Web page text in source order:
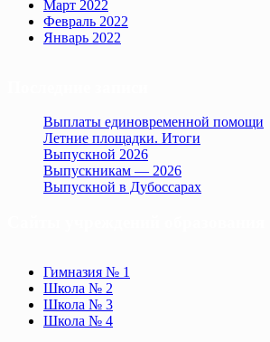
Март 2022
Февраль 2022
Январь 2022
Выплаты единовременной помощи
Летние площадки. Итоги
Выпускной 2026
Выпускникам — 2026
Выпускной в Дубоссарах
Гимназия № 1
Школа № 2
Школа № 3
Школа № 4